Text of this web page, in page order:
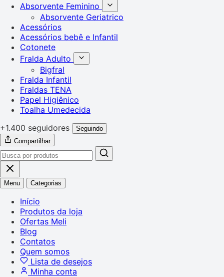
Absorvente Feminino
Absorvente Geriatrico
Acessórios
Acessórios bebê e Infantil
Cotonete
Fralda Adulto
Bigfral
Fralda Infantil
Fraldas TENA
Papel Higiênico
Toalha Umedecida
+1.400 seguidores
Seguindo
Compartilhar
Menu Categorias
Início
Produtos da loja
Ofertas Meli
Blog
Contatos
Quem somos
Lista de desejos
Minha conta